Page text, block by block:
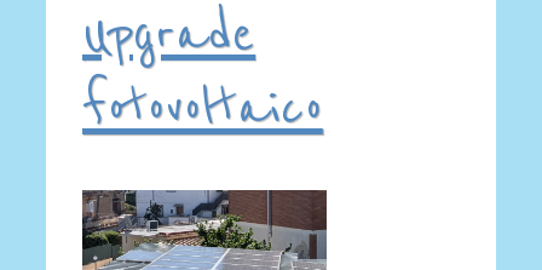
Upgrade
fotovoltaico